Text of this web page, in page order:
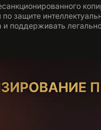
защите
и поддерживать